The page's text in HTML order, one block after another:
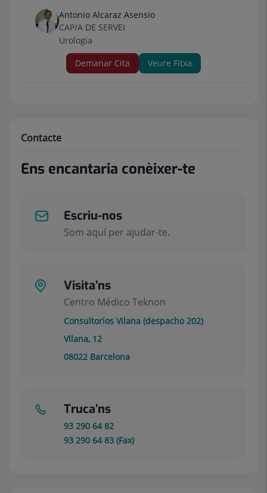
Antonio Alcaraz Asensio
CAP/A DE SERVEI
Urologia
Demanar Cita
Veure Fitxa
Contacte
Ens encantaria conèixer-te
Escriu-nos
Som aquí per ajudar-te.
Visita’ns
Centro Médico Teknon
Consultorios Vilana (despacho 202)
Vilana, 12
08022 Barcelona
Truca’ns
93 290 64 82
93 290 64 83 (Fax)